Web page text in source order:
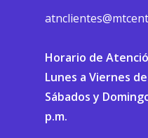
Horario de
Lunes a Viernes
Sábados y
p.m.